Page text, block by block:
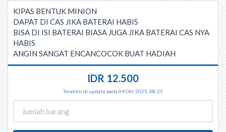
KIPAS BENTUK MINION
DAPAT DI CAS JIKA BATERAI HABIS
BISA DI ISI BATERAI BIASA JUGA JIKA BATERAI CAS NYA
HABIS
ANGIN SANGAT ENCANCOCOK BUAT HADIAH
IDR 12.500
Terakhir di update pada 04 Okt 2025, 08:25